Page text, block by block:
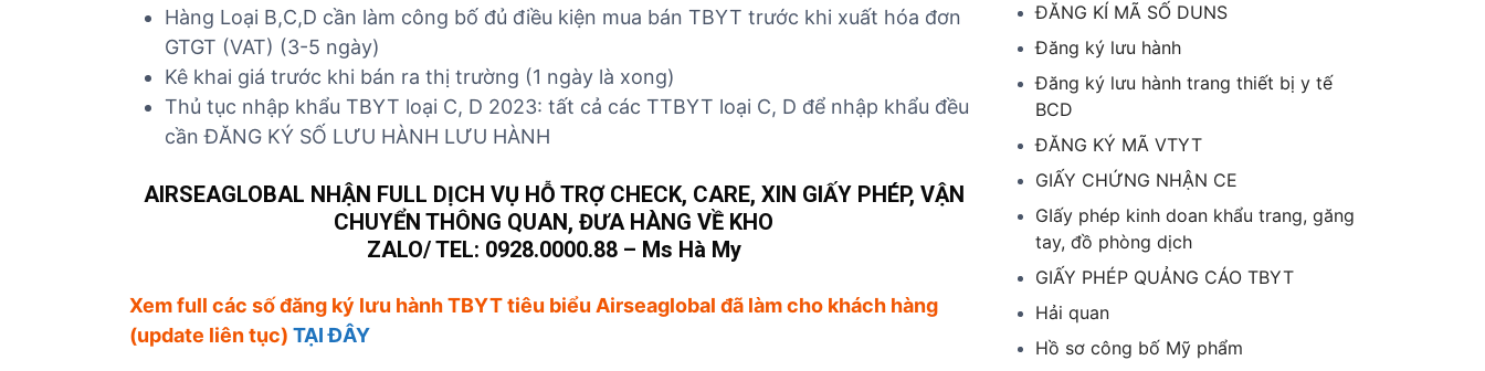
Hàng Loại B,C,D cần làm công bố đủ điều kiện mua bán TBYT trước khi xuất hóa đơn
GTGT (VAT) (3-5 ngày)
Kê khai giá trước khi bán ra thị trường (1 ngày là xong)
Thủ tục nhập khẩu TBYT loại C, D 2023: tất cả các TTBYT loại C, D để nhập khẩu đều
cần ĐĂNG KÝ SỐ LƯU HÀNH LƯU HÀNH
AIRSEAGLOBAL NHẬN FULL DỊCH VỤ HỖ TRỢ CHECK, CARE, XIN GIẤY PHÉP, VẬN
CHUYỂN THÔNG QUAN, ĐƯA HÀNG VỀ KHO
ZALO/ TEL: 0928.0000.88 – Ms Hà My
Xem full các số đăng ký lưu hành TBYT tiêu biểu Airseaglobal đã làm cho khách hàng
(update liên tục) TẠI ĐÂY
ĐĂNG KÍ MÃ SỐ DUNS
Đăng ký lưu hành
Đăng ký lưu hành trang thiết bị y tế
BCD
ĐĂNG KÝ MÃ VTYT
GIẤY CHỨNG NHẬN CE
GIấy phép kinh doan khẩu trang, găng
tay, đồ phòng dịch
GIẤY PHÉP QUẢNG CÁO TBYT
Hải quan
Hồ sơ công bố Mỹ phẩm